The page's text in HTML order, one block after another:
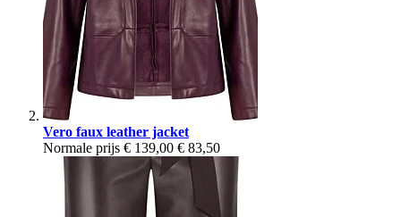
Vero faux leather jacket
Normale prijs € 139,00 € 83,50